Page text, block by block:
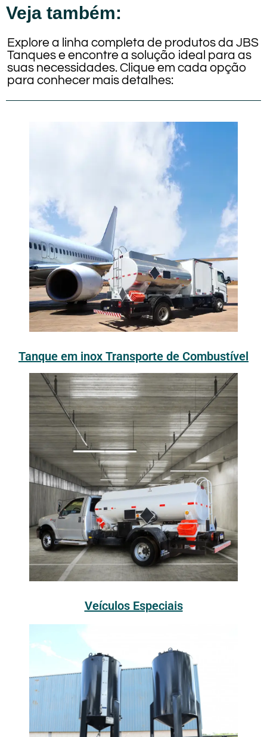
Veja também:
Explore a linha completa de produtos da JBS
Tanques e encontre a solução ideal para as
suas necessidades. Clique em cada opção
para conhecer mais detalhes:
Tanque em inox Transporte de Combustível
Veículos Especiais